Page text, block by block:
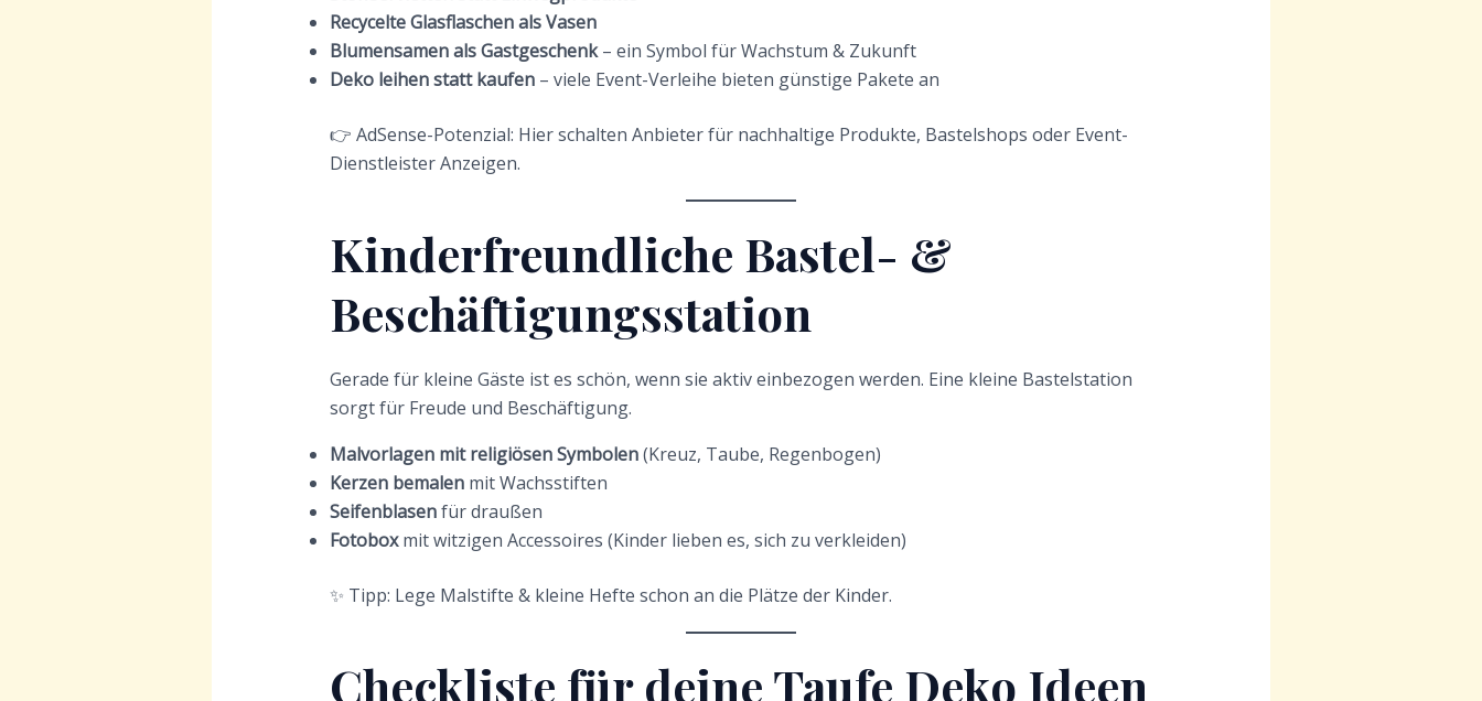
Recycelte Glasflaschen als Vasen
Blumensamen als Gastgeschenk– ein Symbol für Wachstum & Zukunft
Deko leihen statt kaufen– viele Event-Verleihe bieten günstige Pakete an
👉 AdSense-Potenzial: Hier schalten Anbieter für nachhaltige Produkte, Bastelshops oder Event-
Dienstleister Anzeigen.
Kinderfreundliche Bastel- &
Beschäftigungsstation
Gerade für kleine Gäste ist es schön, wenn sie aktiv einbezogen werden. Eine kleine Bastelstation
sorgt für Freude und Beschäftigung.
Malvorlagen mit religiösen Symbolen(Kreuz, Taube, Regenbogen)
Kerzen bemalenmit Wachsstiften
Seifenblasenfür draußen
Fotoboxmit witzigen Accessoires (Kinder lieben es, sich zu verkleiden)
✨ Tipp: Lege Malstifte & kleine Hefte schon an die Plätze der Kinder.
Checkliste für deine Taufe Deko Ideen